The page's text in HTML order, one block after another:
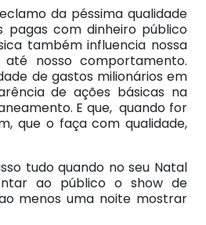
da péssima qualidade
pagas com dinheiro público
também influencia nossa
nosso comportamento.
de gastos milionários em
de ações básicas na
E que, quando for
que o faça com qualidade,
tudo quando no seu Natal
ao público o show de
menos uma noite mostrar